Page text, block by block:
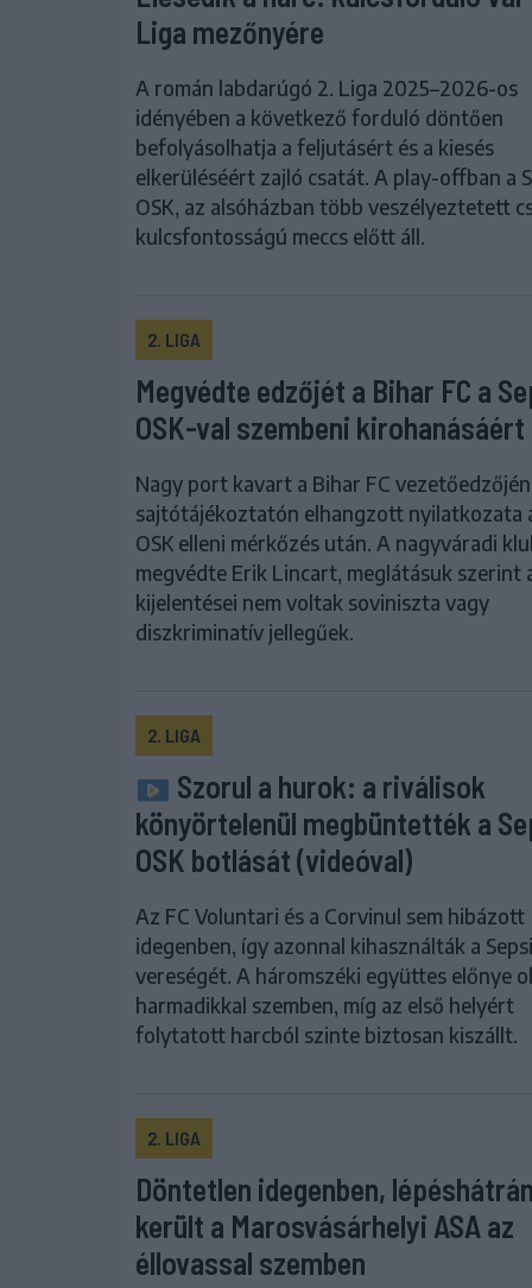
Liga mezőnyére
A román labdarúgó 2. Liga 2025–2026-os
idényében a következő forduló döntően
befolyásolhatja a feljutásért és a kiesés
elkerüléséért zajló csatát. A play-offban a
OSK, az alsóházban több veszélyeztetett
kulcsfontosságú meccs előtt áll.
2. LIGA
Megvédte edzőjét a Bihar FC a
OSK-val szembeni kirohanásáért
Nagy port kavart a Bihar FC
sajtótájékoztatón elhangzott nyilatkozata
OSK elleni mérkőzés után. A nagyváradi
megvédte Erik Lincart, meglátásuk szerint
kijelentései nem voltak soviniszta vagy
diszkriminatív jellegűek.
2. LIGA
Szorul a hurok: a riválisok
könyörtelenül megbüntették a
OSK botlását (videóval)
Az FC Voluntari és a Corvinul sem hibázott
idegenben, így azonnal kihasználták a
vereségét. A háromszéki együttes előnye
harmadikkal szemben, míg az első helyért
folytatott harcból szinte biztosan kiszállt.
2. LIGA
Döntetlen idegenben,
került a Marosvásárhelyi ASA az
éllovassal szemben